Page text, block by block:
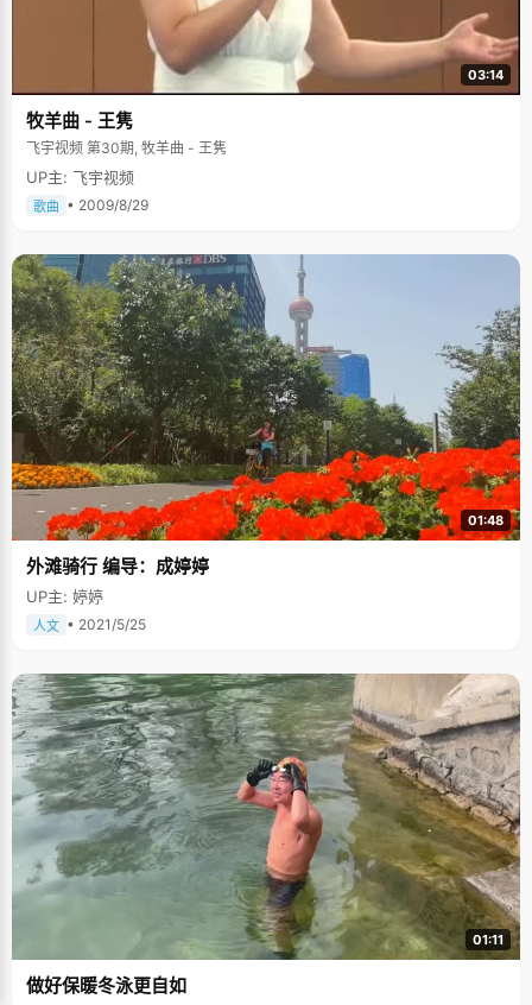
03:14
牧羊曲 - 王隽
飞宇视频 第30期, 牧羊曲 - 王隽
UP主: 飞宇视频
歌曲 • 2009/8/29
01:48
外滩骑行 编导：成婷婷
UP主: 婷婷
人文 • 2021/5/25
01:11
做好保暖冬泳更自如